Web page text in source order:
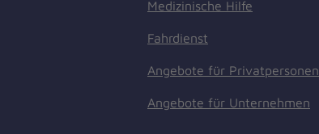
Medizinische Hilfe
Fahrdienst
Angebote für Privatpersonen
Angebote für Unternehmen